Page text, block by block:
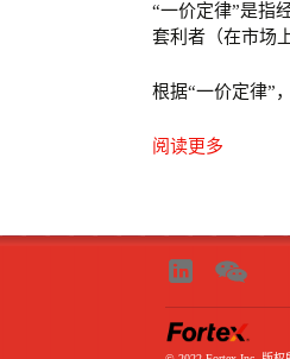
“一价定律”是指
套利者（在市场
根据“一价定律”
阅读更多